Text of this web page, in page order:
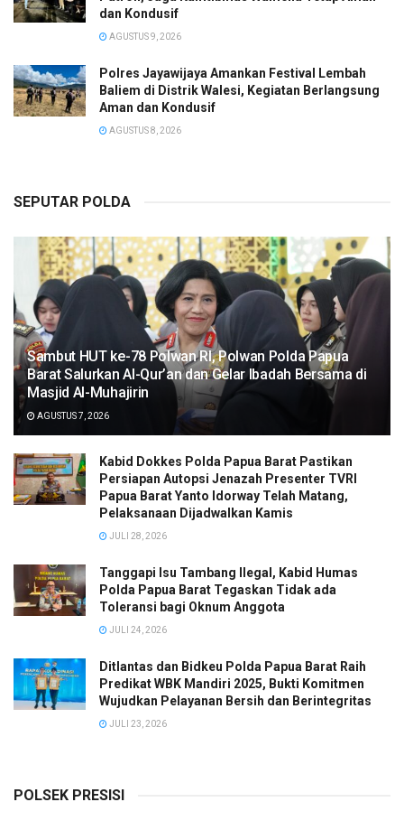
dan Kondusif
AGUSTUS 9, 2026
Polres Jayawijaya Amankan Festival Lembah
Baliem di Distrik Walesi, Kegiatan Berlangsung
Aman dan Kondusif
AGUSTUS 8, 2026
SEPUTAR POLDA
Sambut HUT ke-78 Polwan RI, Polwan Polda Papua
Barat Salurkan Al-Qur’an dan Gelar Ibadah Bersama di
Masjid Al-Muhajirin
AGUSTUS 7, 2026
Kabid Dokkes Polda Papua Barat Pastikan
Persiapan Autopsi Jenazah Presenter TVRI
Papua Barat Yanto Idorway Telah Matang,
Pelaksanaan Dijadwalkan Kamis
JULI 28, 2026
Tanggapi Isu Tambang Ilegal, Kabid Humas
Polda Papua Barat Tegaskan Tidak ada
Toleransi bagi Oknum Anggota
JULI 24, 2026
Ditlantas dan Bidkeu Polda Papua Barat Raih
Predikat WBK Mandiri 2025, Bukti Komitmen
Wujudkan Pelayanan Bersih dan Berintegritas
JULI 23, 2026
POLSEK PRESISI